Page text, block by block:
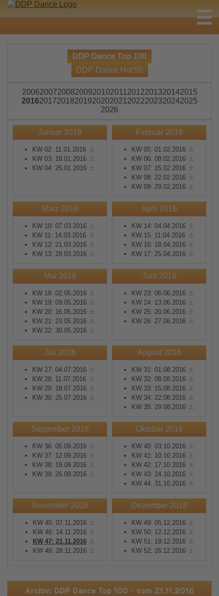
DDP Dance Top 100
DDP Dance Hot 50
200620072008200920102011 2012201320142015
201620172018201920202021 2022202320242025
2026
Januar 2016
KW 02: 11.01.2016
KW 03: 18.01.2016
KW 04: 25.01.2016
Februar 2016
KW 05: 01.02.2016
KW 06: 08.02.2016
KW 07: 15.02.2016
KW 08: 22.02.2016
KW 09: 29.02.2016
März 2016
KW 10: 07.03.2016
KW 11: 14.03.2016
KW 12: 21.03.2016
KW 13: 28.03.2016
April 2016
KW 14: 04.04.2016
KW 15: 11.04.2016
KW 16: 18.04.2016
KW 17: 25.04.2016
Mai 2016
KW 18: 02.05.2016
KW 19: 09.05.2016
KW 20: 16.05.2016
KW 21: 23.05.2016
KW 22: 30.05.2016
Juni 2016
KW 23: 06.06.2016
KW 24: 13.06.2016
KW 25: 20.06.2016
KW 26: 27.06.2016
Juli 2016
KW 27: 04.07.2016
KW 28: 11.07.2016
KW 29: 18.07.2016
KW 30: 25.07.2016
August 2016
KW 31: 01.08.2016
KW 32: 08.08.2016
KW 33: 15.08.2016
KW 34: 22.08.2016
KW 35: 29.08.2016
September 2016
KW 36: 05.09.2016
KW 37: 12.09.2016
KW 38: 19.09.2016
KW 39: 26.09.2016
Oktober 2016
KW 40: 03.10.2016
KW 41: 10.10.2016
KW 42: 17.10.2016
KW 43: 24.10.2016
KW 44: 31.10.2016
November 2016
KW 45: 07.11.2016
KW 46: 14.11.2016
KW 47: 21.11.2016
KW 48: 28.11.2016
Dezember 2016
KW 49: 05.12.2016
KW 50: 12.12.2016
KW 51: 19.12.2016
KW 52: 26.12.2016
Archiv: DDP Dance Top 100 - vom 21.11.2016